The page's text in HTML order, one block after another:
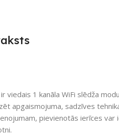
viedais 1 kanāla WiFi slēdža
apgaismojuma, sadzīves
pievienotās ierīces